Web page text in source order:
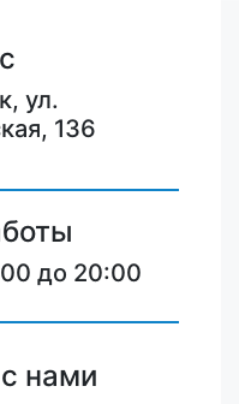
ул.
136
до 20:00
нами